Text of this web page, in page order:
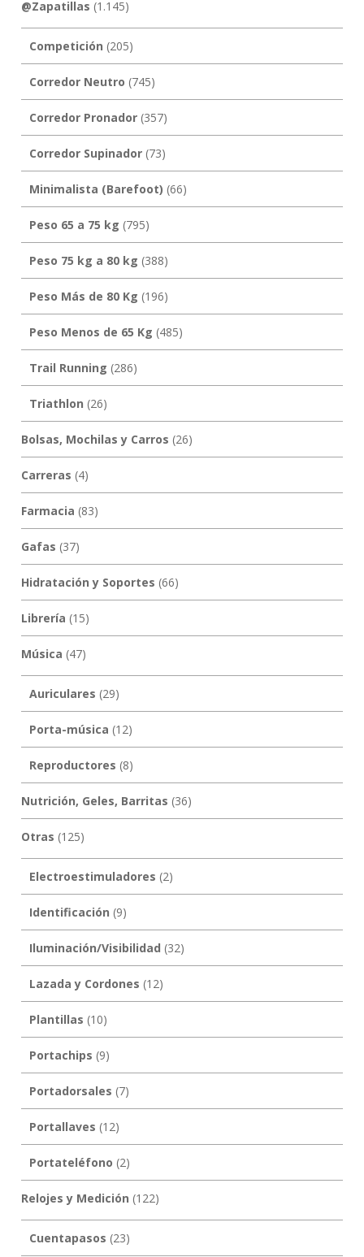
@Zapatillas (1.145)
Competición (205)
Corredor Neutro (745)
Corredor Pronador(357)
Corredor Supinador(73)
Minimalista (Barefoot) (66)
Peso 65 a 75 kg (795)
Peso 75 kg a 80 kg (388)
Peso Más de 80 Kg (196)
Peso Menos de 65 Kg (485)
Trail Running (286)
Triathlon (26)
Bolsas, Mochilas y Carros (26)
Carreras (4)
Farmacia (83)
Gafas (37)
Hidratación y Soportes (66)
Librería (15)
Música (47)
Auriculares (29)
Porta-música (12)
Reproductores (8)
Nutrición, Geles, Barritas (36)
Otras (125)
Electroestimuladores (2)
Identificación (9)
Iluminación/Visibilidad (32)
Lazada y Cordones (12)
Plantillas (10)
Portachips (9)
Portadorsales (7)
Portallaves (12)
Portateléfono (2)
Relojes y Medición (122)
Cuentapasos (23)